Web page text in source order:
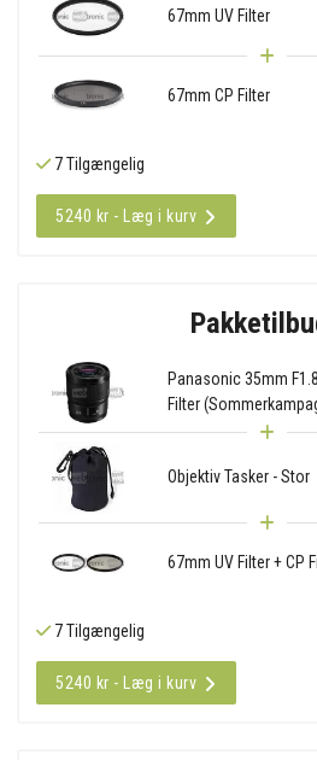
67mm UV Filter
67mm CP Filter
7 Tilgængelig
5240 kr - Læg i kurv
Panasonic 35mm
Filter
Objektiv Tasker - Stor
67mm UV Filter + CP
7 Tilgængelig
5240 kr - Læg i kurv